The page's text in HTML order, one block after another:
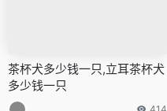
茶杯犬多少钱一只,立耳茶杯犬
多少钱一只